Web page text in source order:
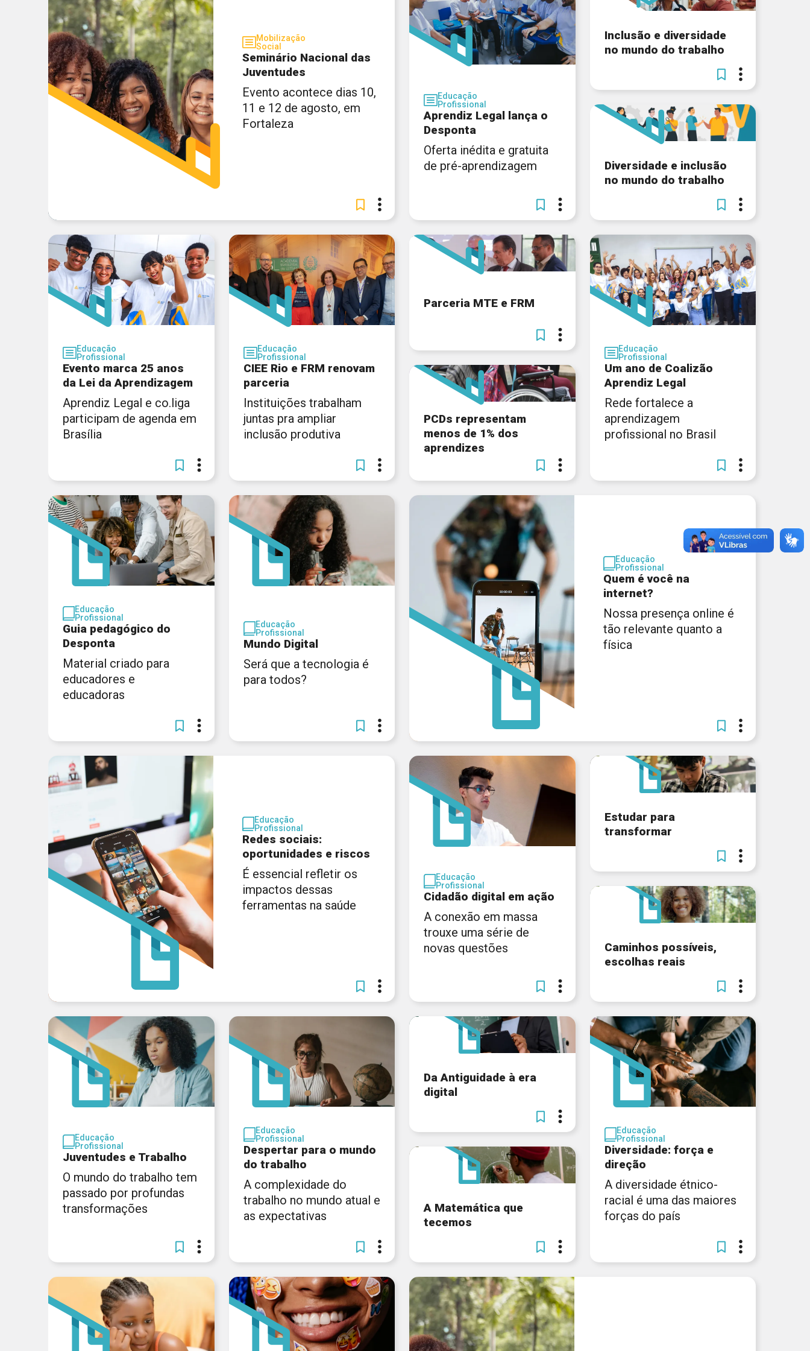
Mobilização
Social
Seminário Nacional das
Juventudes
Evento acontece dias 10,
11 e 12 de agosto, em
Fortaleza
Educação
Profissional
Aprendiz Legal lança o
Desponta
Oferta inédita e gratuita
de pré-aprendizagem
Inclusão e diversidade
no mundo do trabalho
Diversidade e inclusão
no mundo do trabalho
Educação
Profissional
Evento marca 25 anos
da Lei da Aprendizagem
Aprendiz Legal e co.liga
participam de agenda em
Brasília
Educação
Profissional
CIEE Rio e FRM renovam
parceria
Instituições trabalham
juntas pra ampliar
inclusão produtiva
Parceria MTE e FRM
PCDs representam
menos de 1% dos
aprendizes
Educação
Profissional
Um ano de Coalizão
Aprendiz Legal
Rede fortalece a
aprendizagem
profissional no Brasil
Educação
Profissional
Guia pedagógico do
Desponta
Material criado para
educadores e
educadoras
Educação
Profissional
Mundo Digital
Será que a tecnologia é
para todos?
Educação
Profissional
Quem é você na
internet?
Nossa presença online é
tão relevante quanto a
física
Educação
Profissional
Redes sociais:
oportunidades e riscos
É essencial refletir os
impactos dessas
ferramentas na saúde
Educação
Profissional
Cidadão digital em ação
A conexão em massa
trouxe uma série de
novas questões
Estudar para
transformar
Caminhos possíveis,
escolhas reais
Educação
Profissional
Juventudes e Trabalho
O mundo do trabalho tem
passado por profundas
transformações
Educação
Profissional
Despertar para o mundo
do trabalho
A complexidade do
trabalho no mundo atual e
as expectativas
Da Antiguidade à era
digital
A Matemática que
tecemos
Educação
Profissional
Diversidade: força e
direção
A diversidade étnico-
racial é uma das maiores
forças do país